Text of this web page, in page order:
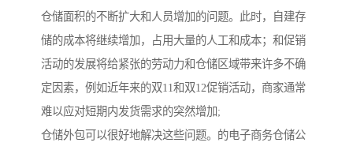
仓储面积的不断扩大和人员增加的问题。此时，自建存
储的成本将继续增加，占用大量的人工和成本；和促销
活动的发展将给紧张的劳动力和仓储区域带来许多不确
定因素，例如近年来的双11和双12促销活动，商家通常
难以应对短期内发货需求的突然增加;
仓储外包可以很好地解决这些问题。的电子商务仓储公